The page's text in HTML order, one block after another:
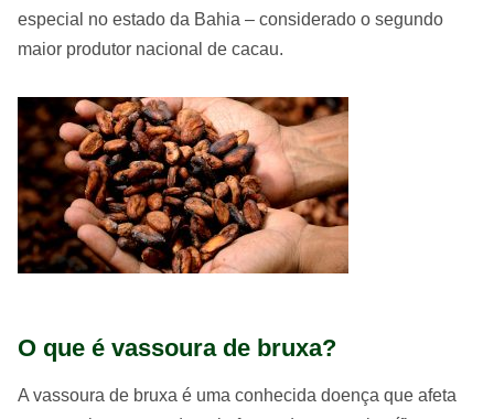
especial no estado da Bahia – considerado o segundo
maior produtor nacional de cacau.
O que é vassoura de bruxa?
A vassoura de bruxa é uma conhecida doença que afeta